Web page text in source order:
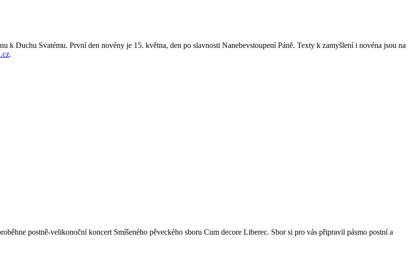
k Duchu Svatému. První den novény je 15. května, den po slavnosti Nanebevstoupení Páně. Texty k zamyšlení i novéna jsou na
.
postně-velikonoční koncert Smíšeného pěveckého sboru Cum decore Liberec. Sbor si pro vás připravil pásmo postní a